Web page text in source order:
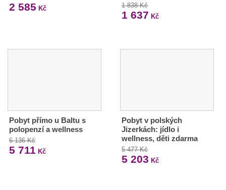
2 585 Kč 1 838 Kč
1 637 Kč
Pobyt přímo u Baltu s
polopenzí a wellness
6 136 Kč
5 711 Kč
Pobyt v polských
Jizerkách: jídlo i
wellness, děti zdarma
5 477 Kč
5 203 Kč